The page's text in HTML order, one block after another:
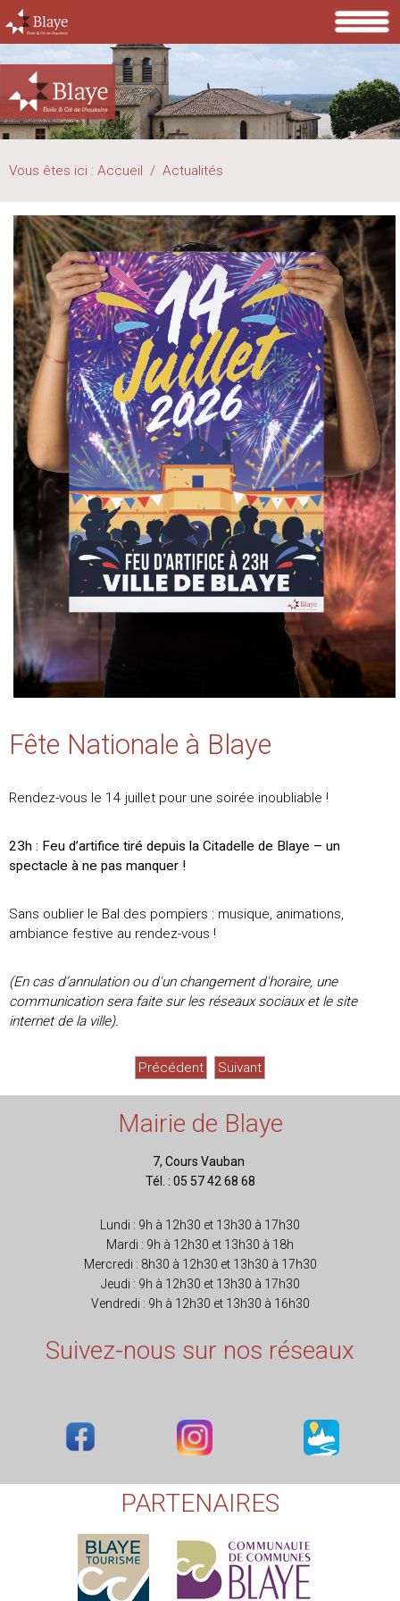
Vous êtes ici : Accueil / Actualités
Fête Nationale à Blaye
Rendez-vous le 14 juillet pour une soirée inoubliable !
23h : Feu d’artifice tiré depuis la Citadelle de Blaye – un
spectacle à ne pas manquer !
Sans oublier le Bal des pompiers : musique, animations,
ambiance festive au rendez-vous !
(En cas d’annulation ou d'un changement d'horaire, une
communication sera faite sur les réseaux sociaux et le site
internet de la ville).
Précédent Suivant
Mairie de Blaye
7, Cours Vauban
Tél. : 05 57 42 68 68
Lundi : 9h à 12h30 et 13h30 à 17h30
Mardi : 9h à 12h30 et 13h30 à 18h
Mercredi : 8h30 à 12h30 et 13h30 à 17h30
Jeudi : 9h à 12h30 et 13h30 à 17h30
Vendredi : 9h à 12h30 et 13h30 à 16h30
Suivez-nous sur nos réseaux
PARTENAIRES